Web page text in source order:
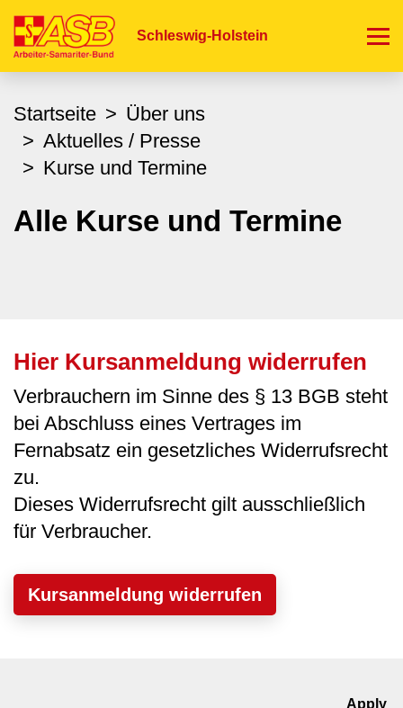
zum
Schleswig-Holstein
Startseite
Über uns
Aktuelles / Presse
Kurse und Termine
Alle Kurse und Termine
Hier Kursanmeldung widerrufen
Verbrauchern im Sinne des § 13 BGB steht
bei Abschluss eines Vertrages im
Fernabsatz ein gesetzliches Widerrufsrecht
zu.
Dieses Widerrufsrecht gilt ausschließlich
für Verbraucher.
Kursanmeldung widerrufen